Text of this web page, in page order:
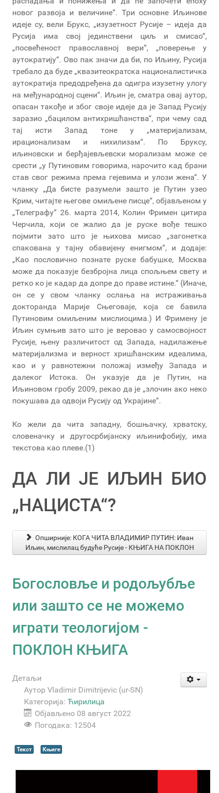
новог развоја и величине“. Три основне Иљинове
идеје су, вели Брукс, „изузетност Русије – идеја да
Русија има свој јединствени циљ и смисао“,
„посвећеност православној вери“, „поверење у
аутократију“. Ово пак значи да би, по Иљину, Русија
требало да буде „квазитеократска националистичка
аутократија предодређена да одигра изузетну улогу
на међународној сцени“. Иљин је, сматра овај аутор,
опасан такође и због своје идеје да је Запад Русију
заразио „бацилом антихришћанства“, при чему сад
тај исти Запад тоне у „материјализам,
ирационализам и нихилизам“. По Бруксу,
иљиновски и берђајевљевски морализам може се
срести „у Путиновим говорима, нарочито кад брани
став свог режима према гејевима и улози жена“. У
чланку „Да бисте разумели зашто је Путин узео
Крим, читајте његове омиљене писце“, објављеном у
„Телеграфу“ 26. марта 2014, Колин Фримен цитира
Черчила, који се жалио да је руске вође тешко
појмити зато што је њихова мисао „загонетка
спакована у тајну обавијену енигмом“, и додаје:
„Као пословично познате руске бабушке, Москва
може да показује безбројна лица спољњем свету и
ретко ко је кадар да допре до праве истине.“ (Иначе,
он се у свом чланку ослања на истраживања
докторанда Марије Сњеговаје, која се бавила
Путиновим омиљеним мислиоцима.) И Фримену је
Иљин сумњив зато што је веровао у самосвојност
Русије, њену различитост од Запада, надилажење
материјализма и верност хришћанским идеалима,
као и у равнотежни положај између Запада и
далеког Истока. Он указује да је Путин, на
Иљиновом гробу 2009, рекао да је „злочин ако неко
покушава да одвоји Русију од Украјине“.
Ко жели да чита западну, бошњачку, хрватску,
словеначку и другосрбијанску иљинифобију, има
текстова као плеве.(1)
ДА ЛИ ЈЕ ИЉИН БИО
„НАЦИСТА“?
Опширније: КОГА ЧИТА ВЛАДИМИР ПУТИН: Иван
Иљин, мислилац будуће Русије - КЊИГА НА ПОКЛОН
Богословље и родољубље
или зашто се не можемо
играти теологијом -
ПОКЛОН КЊИГА
Детаљи
Аутор Vladimir Dimitrijevic (ur-SN)
Категорија: Ћирилица
Објављено 08 август 2022
Погодака: 12504
Текст Књиге